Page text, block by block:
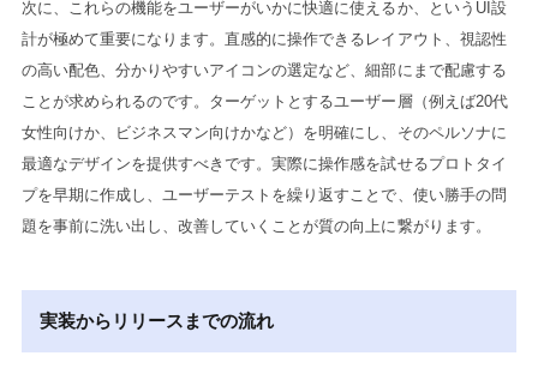
次に、これらの機能をユーザーがいかに快適に使えるか、というUI設
計が極めて重要になります。直感的に操作できるレイアウト、視認性
の高い配色、分かりやすいアイコンの選定など、細部にまで配慮する
ことが求められるのです。ターゲットとするユーザー層（例えば20代
女性向けか、ビジネスマン向けかなど）を明確にし、そのペルソナに
最適なデザインを提供すべきです。実際に操作感を試せるプロトタイ
プを早期に作成し、ユーザーテストを繰り返すことで、使い勝手の問
題を事前に洗い出し、改善していくことが質の向上に繋がります。
実装からリリースまでの流れ